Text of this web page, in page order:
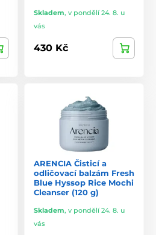
Skladem, v pondělí 24. 8. u
vás
430 Kč
ARENCIA Čisticí a
odličovací balzám Fresh
Blue Hyssop Rice Mochi
Cleanser (120 g)
Skladem, v pondělí 24. 8. u
vás